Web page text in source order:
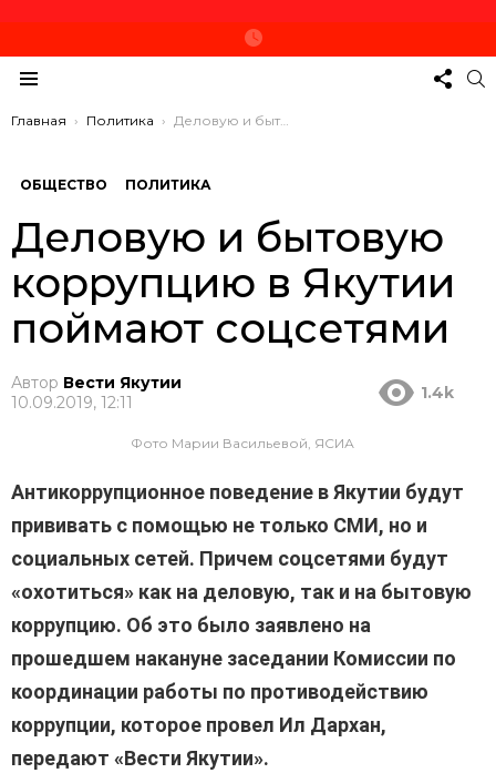
Вы здесь:
Главная Политика Деловую и бытовую коррупцию в Якутии поймают соцсетями
ОБЩЕСТВО ПОЛИТИКА
Деловую и бытовую
коррупцию в Якутии
поймают соцсетями
Автор Вести Якутии
10.09.2019, 12:11
1.4k
Фото Марии Васильевой, ЯСИА
Антикоррупционное поведение в Якутии будут
прививать с помощью не только СМИ, но и
социальных сетей. Причем соцсетями будут
«охотиться» как на деловую, так и на бытовую
коррупцию. Об это было заявлено на
прошедшем накануне заседании Комиссии по
координации работы по противодействию
коррупции, которое провел Ил Дархан,
передают «Вести Якутии».